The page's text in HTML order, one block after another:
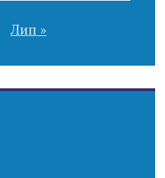
Лип »